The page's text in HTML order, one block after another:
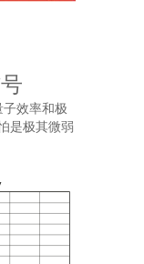
效率和极
是极其微弱